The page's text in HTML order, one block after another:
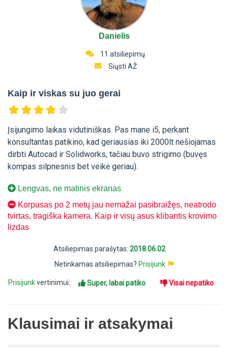
Danielis
11 atsiliepimų
Siųsti AŽ
Kaip ir viskas su juo gerai
Įsijungimo laikas vidutiniškas. Pas mane i5, perkant
konsultantas patikino, kad geriausias iki 2000lt nešiojamas
dirbti Autocad ir Solidworks, tačiau buvo strigimo (buvęs
kompas silpnesnis bet veikė geriau).
Lengvas, ne matinis ekranas
Korpusas po 2 metų jau nemažai pasibraižęs, neatrodo
tvirtas, tragiška kamera. Kaip ir visų asus klibantis krovimo
lizdas
Atsiliepimas parašytas: 2018.06.02
Netinkamas atsiliepimas? Prisijunk
Prisijunkvertinimui: Super, labai patiko Visai nepatiko
Klausimai ir atsakymai